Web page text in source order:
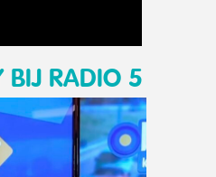
BIJ RADIO 5